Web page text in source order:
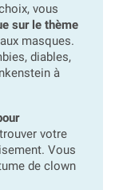
vous
sur le thème
masques.
diables,
à
votre
Vous
de clown